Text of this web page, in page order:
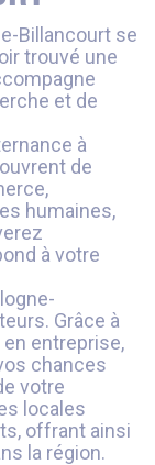
Billancourt se
trouvé une
et de
à
de
humaines,
à votre
Grâce à
entreprise,
chances
votre
locales
offrant ainsi
la région.